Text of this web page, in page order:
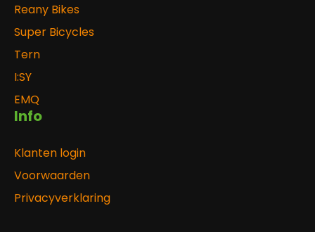
Reany Bikes
Super Bicycles
Tern
I:SY
EMQ
Info
Klanten login
Voorwaarden
Privacyverklaring